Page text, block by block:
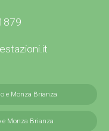
e Monza Brianza
Monza Brianza